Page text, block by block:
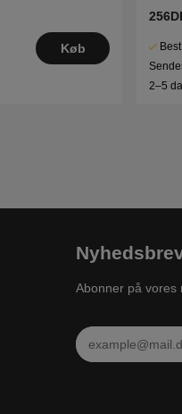
Køb
2–5
Abonner på vores